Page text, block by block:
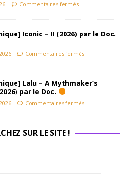
Commentaires fermés
Iconic – II (2026) par le Doc.
Commentaires fermés
Lalu – A Mythmaker’s
par le Doc.
Commentaires fermés
SUR LE SITE !